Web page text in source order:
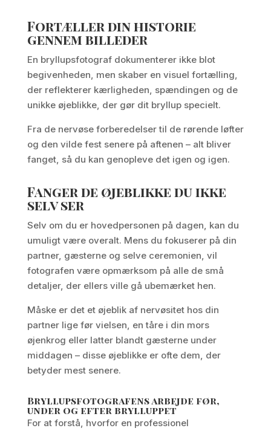
Fortæller din historie
gennem billeder
En bryllupsfotograf dokumenterer ikke blot
begivenheden, men skaber en visuel fortælling,
der reflekterer kærligheden, spændingen og de
unikke øjeblikke, der gør dit bryllup specielt.
Fra de nervøse forberedelser til de rørende løfter
og den vilde fest senere på aftenen – alt bliver
fanget, så du kan genopleve det igen og igen.
Fanger de øjeblikke du ikke
selv ser
Selv om du er hovedpersonen på dagen, kan du
umuligt være overalt. Mens du fokuserer på din
partner, gæsterne og selve ceremonien, vil
fotografen være opmærksom på alle de små
detaljer, der ellers ville gå ubemærket hen.
Måske er det et øjeblik af nervøsitet hos din
partner lige før vielsen, en tåre i din mors
øjenkrog eller latter blandt gæsterne under
middagen – disse øjeblikke er ofte dem, der
betyder mest senere.
Bryllupsfotografens arbejde før,
under og efter brylluppet
For at forstå, hvorfor en professionel